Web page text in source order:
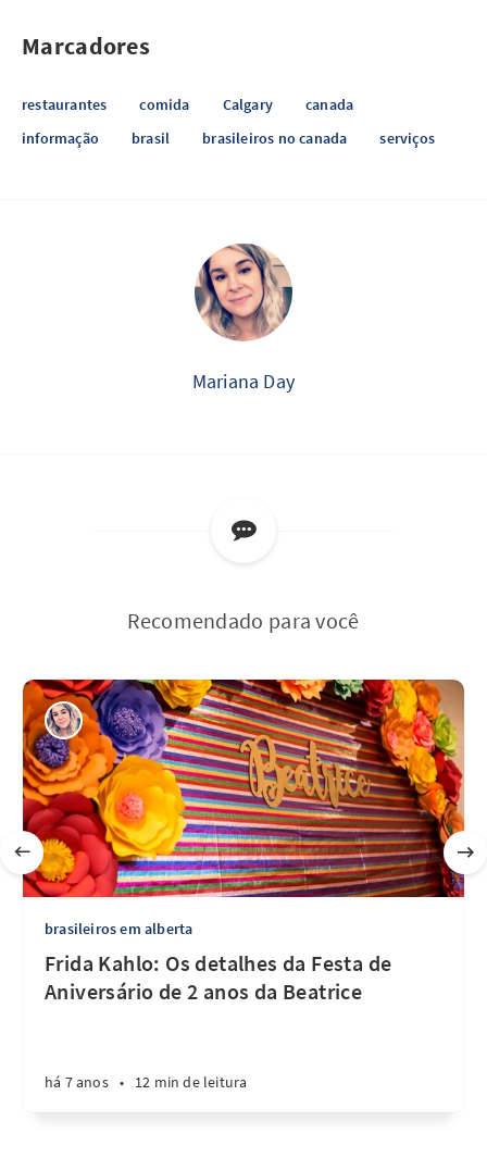
Marcadores
restaurantes comida Calgary
canada
informação
brasil brasileiros no canada serviços
Mariana Day
Recomendado para você
brasileiros em alberta
Frida Kahlo: Os detalhes da Festa de
Aniversário de 2 anos da Beatrice
há 7 anos • 12 min de leitura